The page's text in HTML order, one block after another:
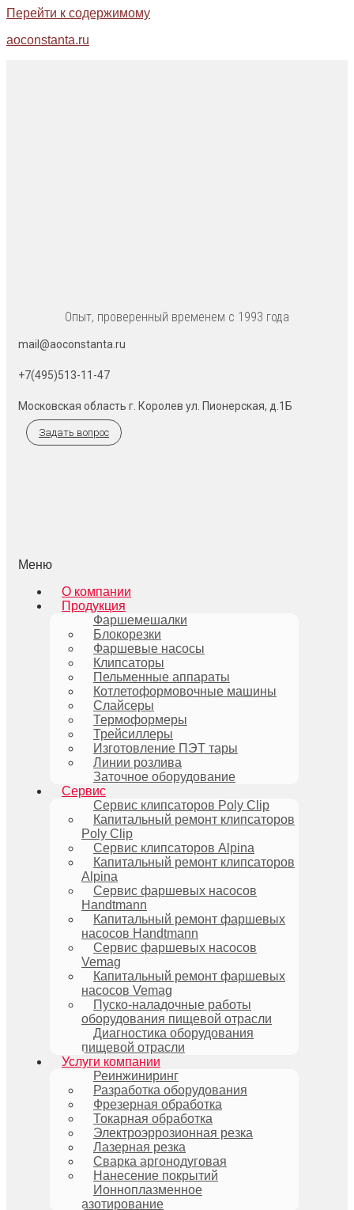
Перейти к содержимому
aoconstanta.ru
Опыт, проверенный временем с 1993 года
mail@aoconstanta.ru
+7(495)513-11-47
Московская область г. Королев ул. Пионерская, д.1Б
Задать вопрос
Меню
О компании
Продукция
Фаршемешалки
Блокорезки
Фаршевые насосы
Клипсаторы
Пельменные аппараты
Котлетоформовочные машины
Слайсеры
Термоформеры
Трейсиллеры
Изготовление ПЭТ тары
Линии розлива
Заточное оборудование
Сервис
Сервис клипсаторов Poly Clip
Капитальный ремонт клипсаторов
Poly Clip
Сервис клипсаторов Alpina
Капитальный ремонт клипсаторов
Alpina
Сервис фаршевых насосов
Handtmann
Капитальный ремонт фаршевых
насосов Handtmann
Сервис фаршевых насосов
Vemag
Капитальный ремонт фаршевых
насосов Vemag
Пуско-наладочные работы
оборудования пищевой отрасли
Диагностика оборудования
пищевой отрасли
Услуги компании
Реинжиниринг
Разработка оборудования
Фрезерная обработка
Токарная обработка
Электроэррозионная резка
Лазерная резка
Сварка аргонодуговая
Нанесение покрытий
Ионноплазменное
азотирование